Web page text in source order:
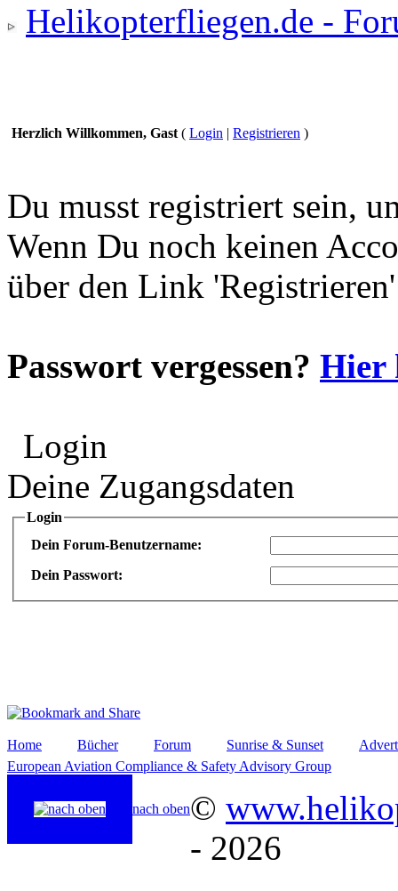
Helikopterfliegen.de -
Herzlich Willkommen, Gast ( Login | Registrieren )
Du musst registriert sein,
Wenn Du noch keinen
über den Link
Passwort vergessen? Hier
Login
Deine Zugangsdaten
Login
Dein Forum-Benutzername:
Dein Passwort:
Home Bücher Forum Sunrise & Sunset
European Aviation Compliance & Safety Advisory Group
nach oben©
- 2026